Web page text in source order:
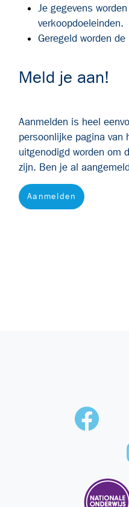
Je gegevens
verkoopdoeleinden.
Geregeld worden
Meld je aan!
Aanmelden is heel
persoonlijke pagina van
uitgenodigd worden om
zijn. Ben je al
Aanmelden